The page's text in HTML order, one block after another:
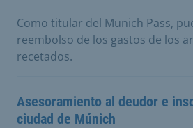
Como titular del Munich Pass,
reembolso de los gastos de los
recetados.
Asesoramiento al deudor e
ciudad de Múnich